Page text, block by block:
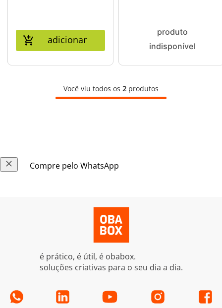
adicionar
Você viu todos os 2 produtos
Compre pelo WhatsApp
é prático, é útil, é obabox.
soluções criativas para o seu dia a dia.